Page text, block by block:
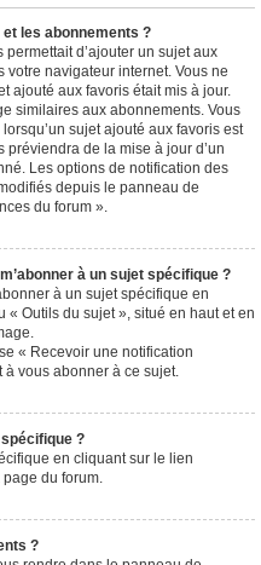
les abonnements ?
d’ajouter un sujet aux
navigateur internet. Vous ne
ajouté aux favoris était mis à jour.
similaires aux abonnements. Vous
sujet ajouté aux favoris est
préviendra de la mise à jour d’un
Les options de notification des
depuis le panneau de
du forum ».
à un sujet spécifique ?
à un sujet spécifique en
Outils du sujet », situé en haut et en
« Recevoir une notification
à vous abonner à ce sujet.
?
en cliquant sur le lien
page du forum.
?